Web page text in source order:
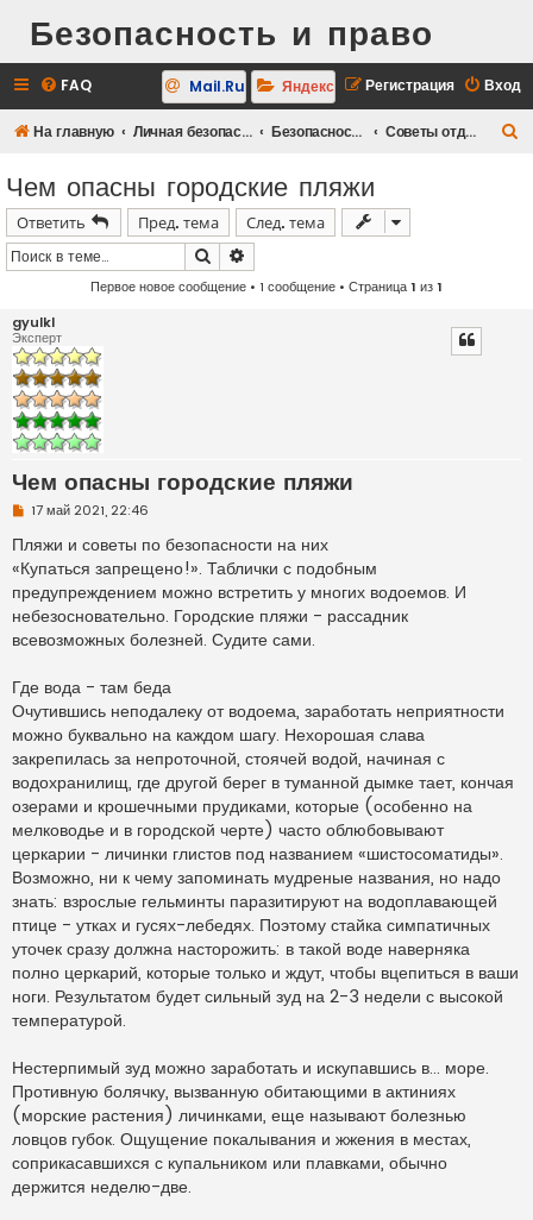
Безопасность и право
FAQ Вход
Регистрация
Mail.Ru Яндекс
На главную Личная безопасность Безопасность на отдыхе Советы отдыхающим по безопасности
Чем опасны городские пляжи
Ответить Пред. тема
След. тема
Поиск
Первое новое сообщение • 1 сообщение • Страница1 из1
gyulkl
Эксперт
Чем опасны городские пляжи
Н
п
р
о
ч
и
т
н
е
с
о
б
е
н
и
е
17 май 2021, 22:46
Пляжи и советы по безопасности на них
«Купаться запрещено!». Таблички с подобным
предупреждением можно встретить у многих водоемов. И
небезосновательно. Городские пляжи - рассадник
всевозможных болезней. Судите сами.
Где вода - там беда
Очутившись неподалеку от водоема, заработать неприятности
можно буквально на каждом шагу. Нехорошая слава
закрепилась за непроточной, стоячей водой, начиная с
водохранилищ, где другой берег в туманной дымке тает, кончая
озерами и крошечными прудиками, которые (особенно на
мелководье и в городской черте) часто облюбовывают
церкарии - личинки глистов под названием «шистосоматиды».
Возможно, ни к чему запоминать мудреные названия, но надо
знать: взрослые гельминты паразитируют на водоплавающей
птице - утках и гусях-лебедях. Поэтому стайка симпатичных
уточек сразу должна насторожить: в такой воде наверняка
полно церкарий, которые только и ждут, чтобы вцепиться в ваши
ноги. Результатом будет сильный зуд на 2-3 недели с высокой
температурой.
Нестерпимый зуд можно заработать и искупавшись в... море.
Противную болячку, вызванную обитающими в актиниях
(морские растения) личинками, еще называют болезнью
ловцов губок. Ощущение покалывания и жжения в местах,
соприкасавшихся с купальником или плавками, обычно
держится неделю-две.